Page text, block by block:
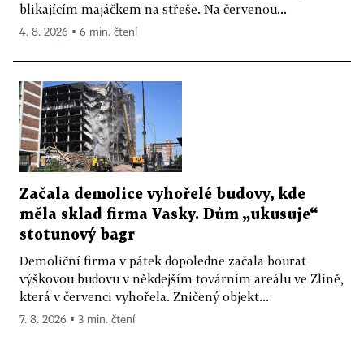
blikajícím majáčkem na střeše. Na červenou...
4. 8. 2026 ▪ 6 min. čtení
Začala demolice vyhořelé budovy, kde
měla sklad firma Vasky. Dům „ukusuje“
stotunový bagr
Demoliční firma v pátek dopoledne začala bourat
výškovou budovu v někdejším továrním areálu ve Zlíně,
která v červenci vyhořela. Zničený objekt...
7. 8. 2026 ▪ 3 min. čtení